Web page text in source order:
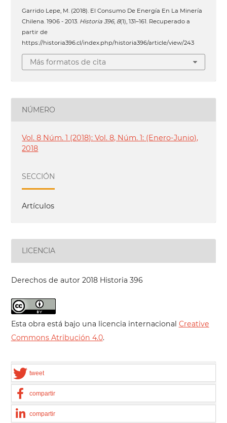
Garrido Lepe, M. (2018). El Consumo De Energía En La Minería
Chilena. 1906 - 2013. Historia 396, 8(1), 131–161. Recuperado a
partir de
https://historia396.cl/index.php/historia396/article/view/243
Más formatos de cita
NÚMERO
Vol. 8 Núm. 1 (2018): Vol. 8, Núm. 1: (Enero-Junio),
2018
SECCIÓN
Artículos
LICENCIA
Derechos de autor 2018 Historia 396
Esta obra está bajo una licencia internacional Creative
Commons Atribución 4.0.
tweet
compartir
compartir